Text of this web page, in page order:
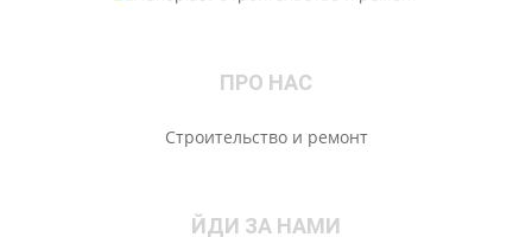
ПРО НАС
Строительство и ремонт
ЙДИ ЗА НАМИ